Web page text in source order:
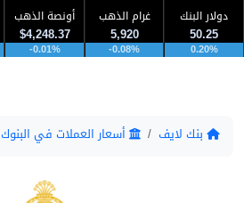
دولار البنك
50.25
0.20%
غرام الذهب
5,920
-0.08%
أونصة الذهب
$4,248.37
-0.01%
بنك لايف أسعار العملات في البنوك